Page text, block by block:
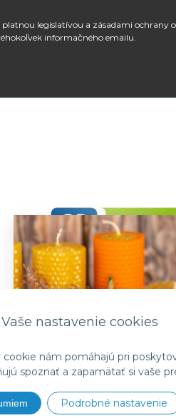
Vaše nastavenie cookies
cookie nám pomáhajú pri
spoznať a zapamätať si vaše
Podrobné nastavenie
legislatívou a zásadami
informačného emailu.
•NextShop&e-shop Pohoda